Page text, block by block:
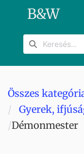
B&W
Összes
Gyerek,
Démonmester